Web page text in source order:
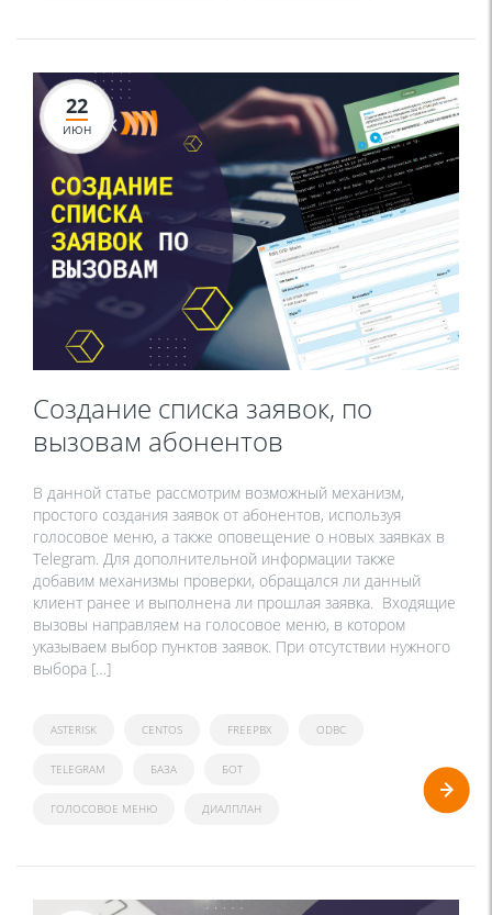
22
ИЮН
Создание списка заявок, по
вызовам абонентов
В данной статье рассмотрим возможный механизм,
простого создания заявок от абонентов, используя
голосовое меню, а также оповещение о новых заявках в
Telegram. Для дополнительной информации также
добавим механизмы проверки, обращался ли данный
клиент ранее и выполнена ли прошлая заявка. Входящие
вызовы направляем на голосовое меню, в котором
указываем выбор пунктов заявок. При отсутствии нужного
выбора […]
ASTERISK CENTOS FREEPBX ODBC
TELEGRAM БАЗА БОТ
ГОЛОСОВОЕ МЕНЮ ДИАЛПЛАН